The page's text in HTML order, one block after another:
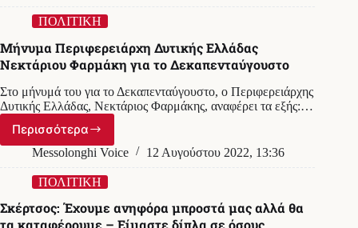
λέμε
Παναγιά
ΠΟΛΙΤΙΚΗ
Μήνυμα Περιφερειάρχη Δυτικής Ελλάδας
Νεκτάριου Φαρμάκη για το Δεκαπενταύγουστο
Στο μήνυμά του για το Δεκαπενταύγουστο, ο Περιφερειάρχης
Δυτικής Ελλάδας, Νεκτάριος Φαρμάκης, αναφέρει τα εξής:…
Περισσότερα
Μήνυμα
Περιφερειάρχη
Ελλάδας
Φαρμάκη
Messolonghi Voice 12 Αυγούστου 2022, 13:36
ΠΟΛΙΤΙΚΗ
Σκέρτσος: Έχουμε ανηφόρα μπροστά μας αλλά θα